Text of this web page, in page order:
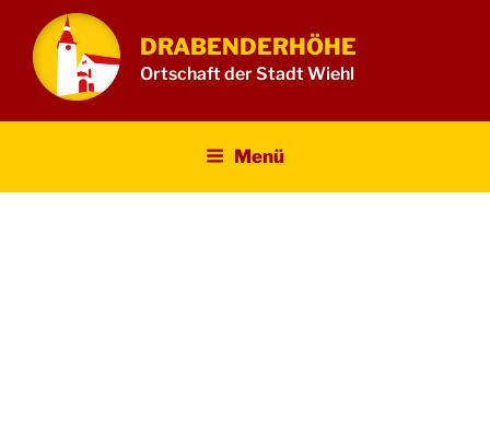
Inhalt
springen
DRABENDERHÖHE
Ortschaft der Stadt Wiehl
Menü